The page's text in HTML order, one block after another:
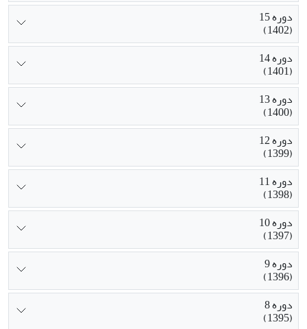
دوره 15
(1402)
دوره 14
(1401)
دوره 13
(1400)
دوره 12
(1399)
دوره 11
(1398)
دوره 10
(1397)
دوره 9
(1396)
دوره 8
(1395)